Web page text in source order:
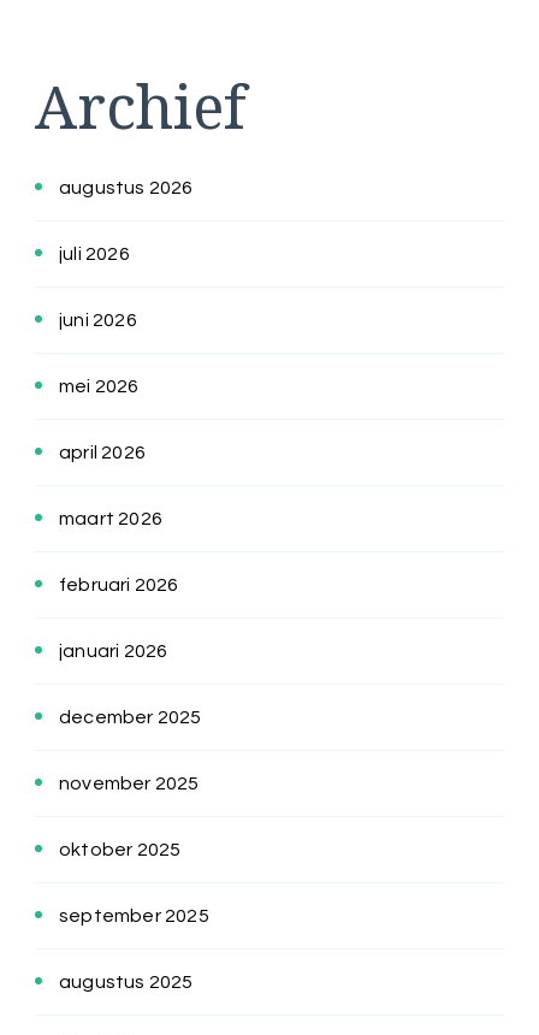
Archief
augustus 2026
juli 2026
juni 2026
mei 2026
april 2026
maart 2026
februari 2026
januari 2026
december 2025
november 2025
oktober 2025
september 2025
augustus 2025